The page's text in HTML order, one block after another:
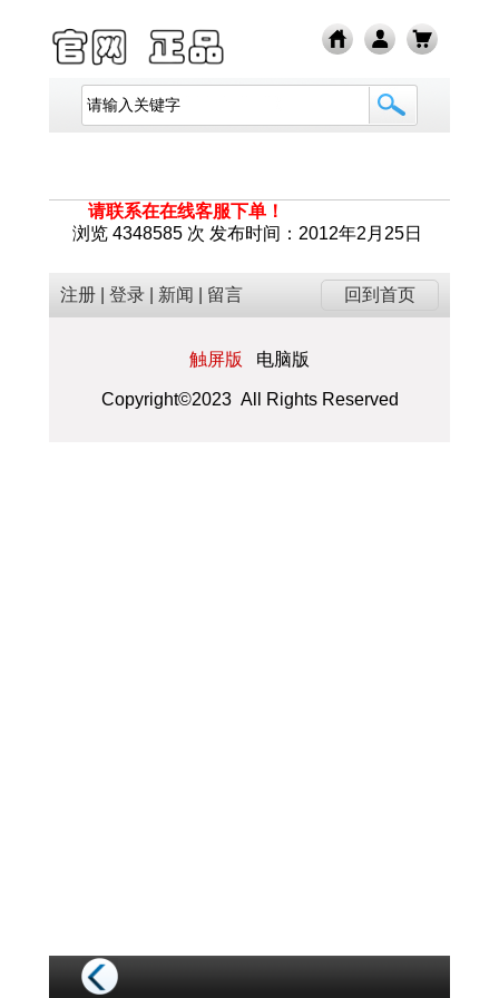
请联系在在线客服下单！
浏览 4348585 次 发布时间：2012年2月25日
注册 登录 新闻 留言 回到首页
触屏版 电脑版
Copyright©2023 All Rights Reserved